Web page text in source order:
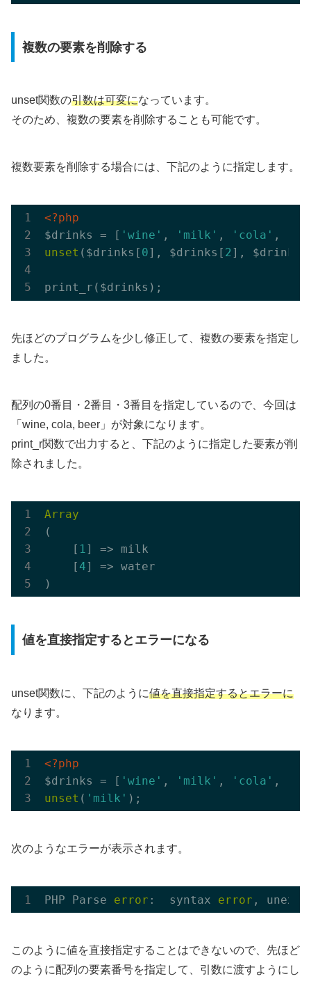
複数の要素を削除する
unset関数の引数は可変になっています。
そのため、複数の要素を削除することも可能です。
複数要素を削除する場合には、下記のように指定します。
<?php
$drinks = [ 'wine' , 'milk' , 'cola' ,
unset ($drinks[ 0], $drinks[ 2], $drinks[
先ほどのプログラムを少し修正して、複数の要素を指定し
ました。
配列の0番目・2番目・3番目を指定しているので、今回は
「wine, cola, beer」が対象になります。
print_r関数で出力すると、下記のように指定した要素が削
除されました。
Array
(
    [
1] => milk
    [
4] => water
値を直接指定するとエラーになる
unset関数に、下記のように値を直接指定するとエラーに
なります。
<?php
$drinks = [ 'wine' , 'milk' , 'cola' ,
unset ( 'milk'
次のようなエラーが表示されます。
PHP Parse error :  syntax error ,
このように値を直接指定することはできないので、先ほど
のように配列の要素番号を指定して、引数に渡すようにし